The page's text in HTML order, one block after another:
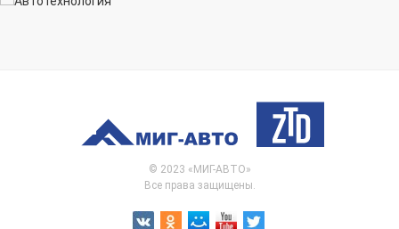
© 2023 «МИГ-АВТО»
Все права защищены.